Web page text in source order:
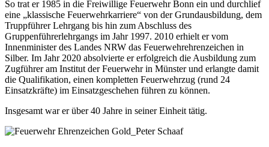
So trat er 1985 in die Freiwillige Feuerwehr Bonn ein und durchlief
eine „klassische Feuerwehrkarriere“ von der Grundausbildung, dem
Truppführer Lehrgang bis hin zum Abschluss des
Gruppenführerlehrgangs im Jahr 1997. 2010 erhielt er vom
Innenminister des Landes NRW das Feuerwehrehrenzeichen in
Silber. Im Jahr 2020 absolvierte er erfolgreich die Ausbildung zum
Zugführer am Institut der Feuerwehr in Münster und erlangte damit
die Qualifikation, einen kompletten Feuerwehrzug (rund 24
Einsatzkräfte) im Einsatzgeschehen führen zu können.
Insgesamt war er über 40 Jahre in seiner Einheit tätig.